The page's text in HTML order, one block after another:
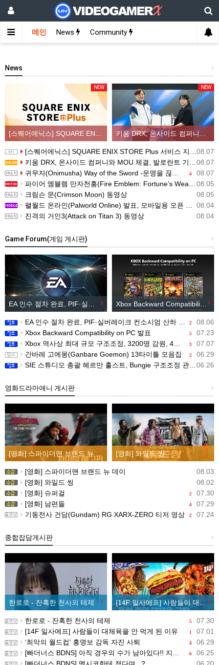
메인 News Community
+
News
NEW NEW
키움 DRX, 온사이드 컴퍼니와 MOU 체결, 발로란트 기반 콘텐츠 생태계 확장
08.07
[스퀘어에닉스] SQUARE ENIX STORE Plus 서비스 지역 확대, 인기 신상품 라인업 순차적 입고
08.07
키움 DRX, 온사이드 컴퍼니와 MOU 체결, 발로란트 기반 콘텐츠 생태계 확장
4 08.07
귀무자(Onimusha) Way of the Sword -운명을 끊는 자 트레일러
08.05
파이어 엠블렘 만자천홍(Fire Emblem: Fortune’s Weave) 스크린샷과 동영상(한국어 자막)
08.05
크림슨 문(Crimson Moon) 동영상
08.04
팰월드 온라인(Palworld Online) 발표, 모바일용 오픈 월드 멀티플레이 생존 크래프트
08.04
진격의 거인3(Attack on Titan 3) 동영상
+
Game Forum(게임 게시판)
2
EA 인수 절차 완료, PIF·실버레이크 컨소시엄 산하 편입 5
Xbox Backward Compatibility on PC 발표
2 08.06
EA 인수 절차 완료, PIF·실버레이크 컨소시엄 산하 편입
5 07.23
Xbox Backward Compatibility on PC 발표
3 07.07
Xbox 역사상 최대 규모 구조조정, 3200명 감원, 4개 스튜디오 분리
2 06.29
간바레 고에몽(Ganbare Goemon) 13타이틀 모음집
06.26
SIE 스튜디오 총괄 헤르만 훌스트, Bungie 구조조정 관련 직원 메시지 공개
+
영화드라마애니 게시판
[영화] 와일드 씽
08.03
[영화] 스파이더맨 브랜드 뉴 데이
08.02
[영화] 와일드 씽
2 07.30
[영화] 슈퍼걸
4 07.29
[영화] 남편들
2 07.24
기동전사 건담(Gundam) RG XARX-ZERO 티저 영상
+
종합잡담게시판
5
한로로 - 잔혹한 천사의 테제 1
[14F 일사에프] 사람들이 대체육을 안 먹게 된 이유
5 07.30
한로로 - 잔혹한 천사의 테제
1 07.01
[14F 일사에프] 사람들이 대체육을 안 먹게 된 이유
4 06.29
‘최악의 월드컵’ 홍명보 감독 자진 사퇴
6 06.25
[빠더너스 BDNS] 아직 경우의 수가 남아있다!! 지금부터 시작이야!!